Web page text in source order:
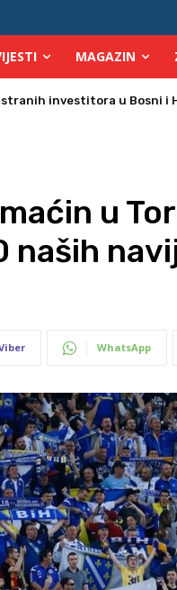
MAGAZIN
povećan broj požara u
u
naših
WhatsApp